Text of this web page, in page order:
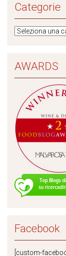
Categorie
AWARDS
Facebook
[custom-